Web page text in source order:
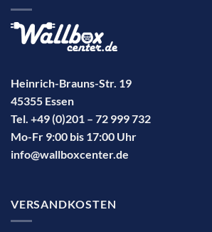
Heinrich-Brauns-Str. 19
45355 Essen
Tel. +49 (0)201 – 72 999 732
Mo-Fr 9:00 bis 17:00 Uhr
info@wallboxcenter.de
VERSANDKOSTEN